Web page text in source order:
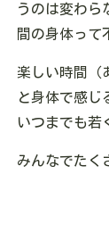
うのは変わら
間の身体って
楽しい時間（
と身体で感じ
いつまでも若
みんなでたく